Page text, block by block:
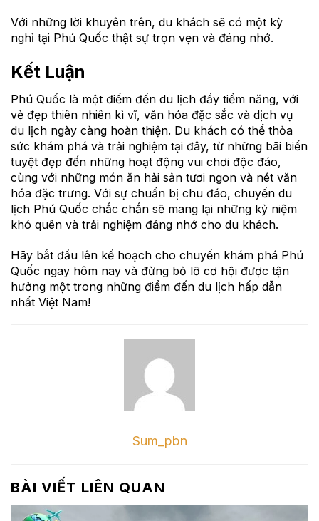
Với những lời khuyên trên, du khách sẽ có một kỳ
nghỉ tại Phú Quốc thật sự trọn vẹn và đáng nhớ.
Kết Luận
Phú Quốc là một điểm đến du lịch đầy tiềm năng, với
vẻ đẹp thiên nhiên kì vĩ, văn hóa đặc sắc và dịch vụ
du lịch ngày càng hoàn thiện. Du khách có thể thỏa
sức khám phá và trải nghiệm tại đây, từ những bãi biển
tuyệt đẹp đến những hoạt động vui chơi độc đáo,
cùng với những món ăn hải sản tươi ngon và nét văn
hóa đặc trưng. Với sự chuẩn bị chu đáo, chuyến du
lịch Phú Quốc chắc chắn sẽ mang lại những kỷ niệm
khó quên và trải nghiệm đáng nhớ cho du khách.
Hãy bắt đầu lên kế hoạch cho chuyến khám phá Phú
Quốc ngay hôm nay và đừng bỏ lỡ cơ hội được tận
hưởng một trong những điểm đến du lịch hấp dẫn
nhất Việt Nam!
Sum_pbn
BÀI VIẾT LIÊN QUAN